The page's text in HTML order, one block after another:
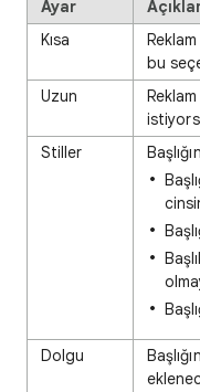
Ayar
Kısa
Reklam
bu
Uzun
Reklam
Stiller
Dolgu